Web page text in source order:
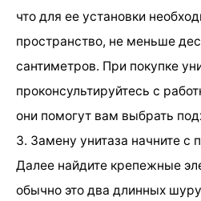
что для ее установки
пространство, не меньше
сантиметров. При покупке
проконсультируйтесь с
они помогут вам выбрать
3. Замену унитаза начните с
Далее найдите крепежные
обычно это два длинных